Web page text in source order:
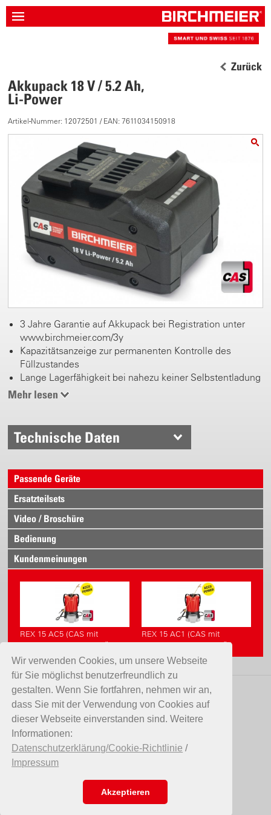
Wir verwenden Cookies, um unsere Webseite
für Sie möglichst benutzerfreundlich zu
gestalten. Wenn Sie fortfahren, nehmen wir an,
dass Sie mit der Verwendung von Cookies auf
dieser Webseite einverstanden sind. Weitere
Informationen:
Datenschutzerklärung/Cookie-Richtlinie /
Impressum
Akzeptieren
Zurück
Akkupack 18 V / 5.2 Ah,
Li-Power
Artikel-Nummer: 12072501 / EAN: 7611034150918
3 Jahre Garantie auf Akkupack bei Registration unter
www.birchmeier.com/3y
Kapazitätsanzeige zur permanenten Kontrolle des
Füllzustandes
Lange Lagerfähigkeit bei nahezu keiner Selbstentladung
Gewicht 680 g
Mehr lesen
Technische Daten
Passende Geräte
Ersatzteilsets
Video / Broschüre
Bedienung
Kundenmeinungen
REX 15 AC5 (CAS mit
Akkupack ohne Ladegerät)
REX 15 AC1 (CAS mit
Akkupack, mit Ladegerät)
KONTAKT
Birchmeier Sprühtechnik AG
Im Stetterfeld 1
5608 Stetten
Schweiz
info@birchmeier.com